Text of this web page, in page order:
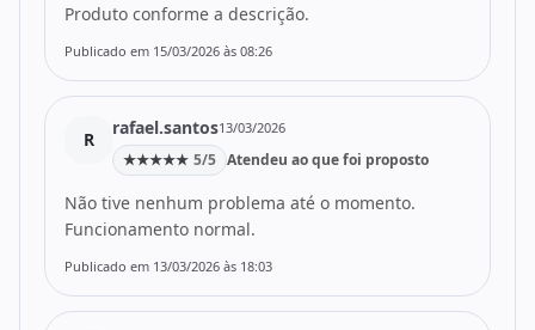
Produto conforme a descrição.
Publicado em 15/03/2026 às 08:26
R
rafael.santos13/03/2026
★★★★★ 5/5 Atendeu ao que foi proposto
Não tive nenhum problema até o momento.
Funcionamento normal.
Publicado em 13/03/2026 às 18:03